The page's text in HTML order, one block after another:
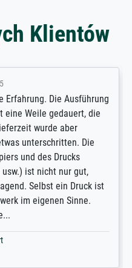
Klientów
Die Ausführung
gedauert, die
wurde aber
Die
des Drucks
nicht nur gut,
Selbst ein Druck ist
eigenen Sinne.